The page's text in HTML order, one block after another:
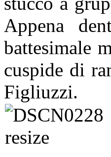
Appena
battesimale
cuspide di
Figliuzzi.